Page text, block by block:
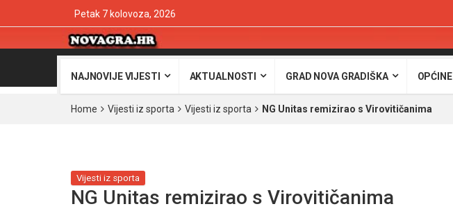
Petak 7 kolovoza, 2026
NAJNOVIJE VIJESTI AKTUALNOSTI GRAD NOVA GRADIŠKA OPĆINE
Home Vijesti iz sporta Vijesti iz sporta NG Unitas remizirao s Virovitičanima
Vijesti iz sporta
NG Unitas remizirao s Virovitičanima